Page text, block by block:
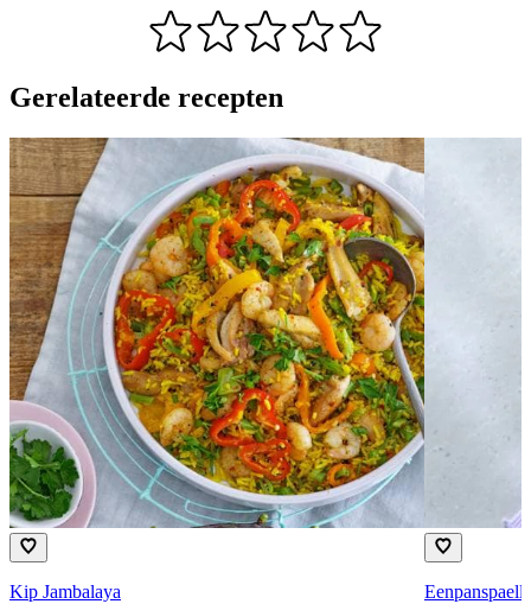
Gerelateerde recepten
Kip Jambalaya